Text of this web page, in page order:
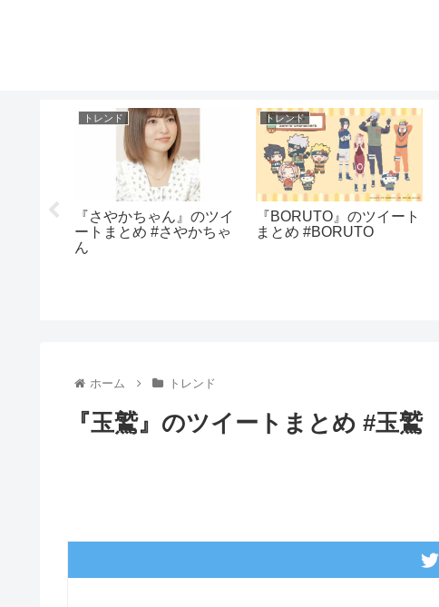
ツイー
トレンド
『さやかちゃん』のツイ
ートまとめ #さやかちゃ
ん
トレンド
『BORUTO』のツイート
まとめ #BORUTO
ホーム トレンド
『玉鷲』のツイートまとめ #玉鷲